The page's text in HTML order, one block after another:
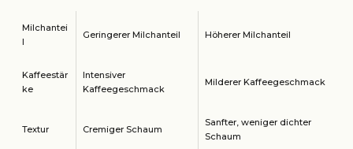
Milchantei
l
Geringerer Milchanteil Höherer Milchanteil
Kaffeestär
ke
Intensiver
Kaffeegeschmack
Milderer Kaffeegeschmack
Textur Cremiger Schaum
Sanfter, weniger dichter
Schaum